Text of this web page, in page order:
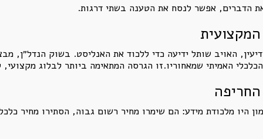
הדברים, אפשר לנסח את הטענה בשתי דרגות.
האויב שותל ידיעה כדי ללכוד את האנליסט. בשוק הנדל״ן,
האמיתי שמאחוריו.זו הגרסה המתאימה ביותר לבלוג
היו מלכודת מידע: הם שימרו מחיר רשום גבוה, הסתירו מחיר